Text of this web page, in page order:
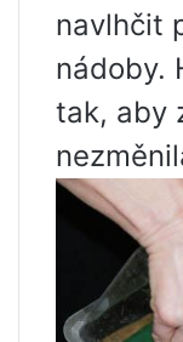
navlhčit
nádoby.
tak, aby